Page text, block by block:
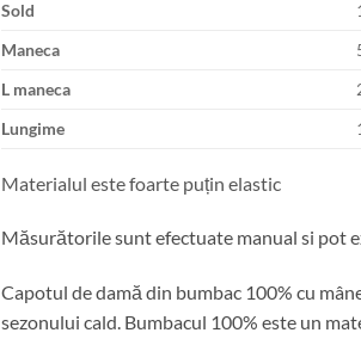
Sold
Maneca
L maneca
Lungime
Materialul este foarte puțin elastic
Măsurătorile sunt efectuate manual si pot
Capotul de damă din bumbac 100% cu
sezonului cald. Bumbacul 100% este un